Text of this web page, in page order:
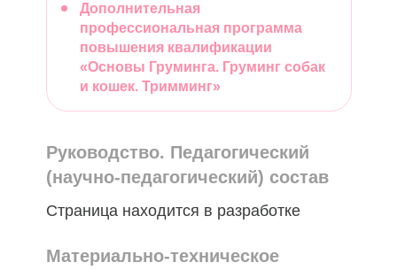
Дополнительная
профессиональная программа
повышения квалификации
«Основы Груминга. Груминг собак
и кошек. Тримминг»
Руководство. Педагогический
(научно-педагогический) состав
Страница находится в разработке
Материально-техническое